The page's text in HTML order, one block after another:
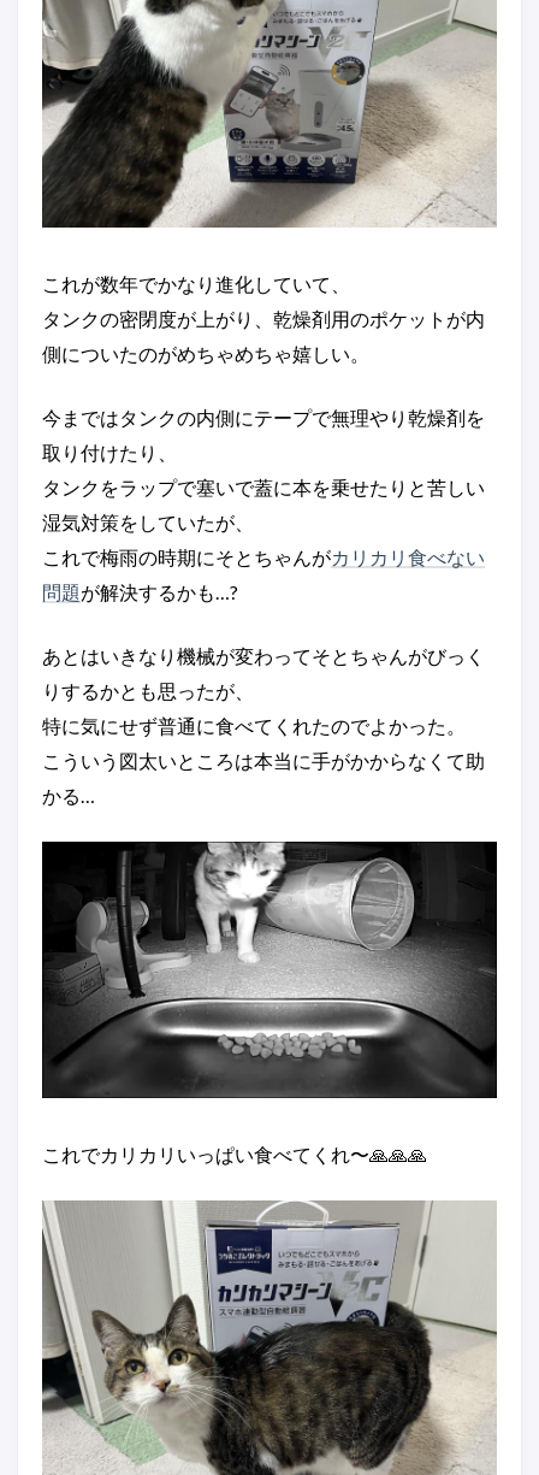
これが数年でかなり進化していて、
タンクの密閉度が上がり、乾燥剤用のポケットが内
側についたのがめちゃめちゃ嬉しい。
今まではタンクの内側にテープで無理やり乾燥剤を
取り付けたり、
タンクをラップで塞いで蓋に本を乗せたりと苦しい
湿気対策をしていたが、
これで梅雨の時期にそとちゃんがカリカリ食べない
問題が解決するかも…?
あとはいきなり機械が変わってそとちゃんがびっく
りするかとも思ったが、
特に気にせず普通に食べてくれたのでよかった。
こういう図太いところは本当に手がかからなくて助
かる…
これでカリカリいっぱい食べてくれ〜🙏🙏🙏